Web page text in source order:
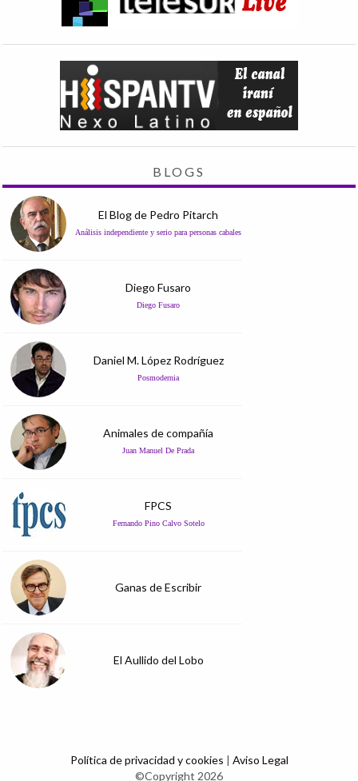
BLOGS
El Blog de Pedro Pitarch
Análisis independiente y serio para personas cabales
Diego Fusaro
Diego Fusaro
Daniel M. López Rodríguez
Posmodernia
Animales de compañía
Juan Manuel De Prada
FPCS
Fernando Pino Calvo Sotelo
Ganas de Escribir
El Aullido del Lobo
Política de privacidad y cookies | Aviso Legal
©Copyright 2026